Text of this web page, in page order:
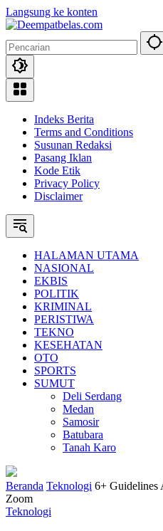
Langsung ke konten
Indeks Berita
Terms and Conditions
Susunan Redaksi
Pasang Iklan
Kode Etik
Privacy Policy
Disclaimer
HALAMAN UTAMA
NASIONAL
EKBIS
POLITIK
KRIMINAL
PERISTIWA
TEKNO
KESEHATAN
OTO
SPORTS
SUMUT
Deli Serdang
Medan
Samosir
Batubara
Tanah Karo
Beranda Teknologi 6+ Guidelines
Zoom
Teknologi